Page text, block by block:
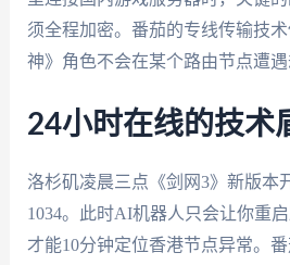
须全程加密。番茄的专线传输技
神》角色不会在某个路由节点遭遇
24小时在线的技术
洛杉矶凌晨三点《剑网3》新版本
1034。此时AI机器人只会让你重
才能10分钟定位香港节点异常。